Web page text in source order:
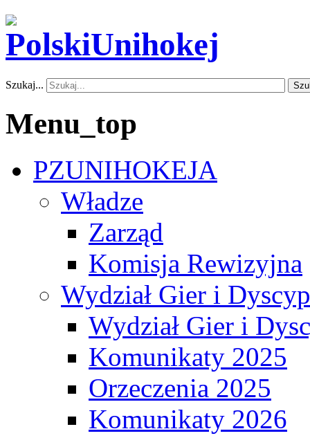
Szukaj...
Menu_top
PZUNIHOKEJA
Władze
Zarząd
Komisja Rewizyjna
Wydział Gier i
Wydział Gier i
Komunikaty 2025
Orzeczenia 2025
Komunikaty 2026